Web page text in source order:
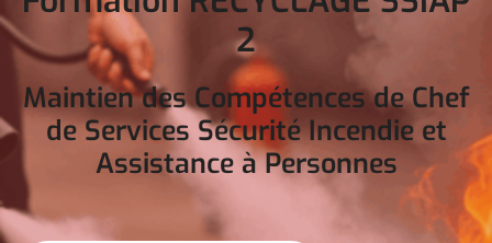
2
Maintien des Compétences de Chef
de Services Sécurité Incendie et
Assistance à Personnes